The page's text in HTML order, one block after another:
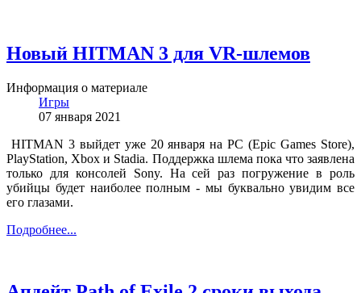
Новый HITMAN 3 для VR-шлемов
Информация о материале
Игры
07 января 2021
HITMAN 3 выйдет уже 20 января на PC (Epic Games Store),
PlayStation, Xbox и Stadia. Поддержка шлема пока что заявлена
только для консолей Sony. На сей раз погружение в роль
убийцы будет наиболее полным - мы буквально увидим все
его глазами.
Подробнее...